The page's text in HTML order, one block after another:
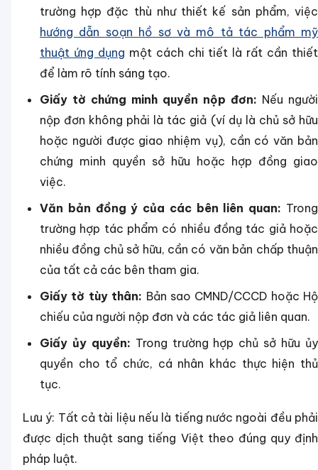
trường hợp đặc thù như thiết kế sản phẩm, việc
hướng dẫn soạn hồ sơ và mô tả tác phẩm mỹ
thuật ứng dụng một cách chi tiết là rất cần thiết
để làm rõ tính sáng tạo.
Giấy tờ chứng minh quyền nộp đơn: Nếu người
nộp đơn không phải là tác giả (ví dụ là chủ sở hữu
hoặc người được giao nhiệm vụ), cần có văn bản
chứng minh quyền sở hữu hoặc hợp đồng giao
việc.
Văn bản đồng ý của các bên liên quan: Trong
trường hợp tác phẩm có nhiều đồng tác giả hoặc
nhiều đồng chủ sở hữu, cần có văn bản chấp thuận
của tất cả các bên tham gia.
Giấy tờ tùy thân: Bản sao CMND/CCCD hoặc Hộ
chiếu của người nộp đơn và các tác giả liên quan.
Giấy ủy quyền: Trong trường hợp chủ sở hữu ủy
quyền cho tổ chức, cá nhân khác thực hiện thủ
tục.
Lưu ý: Tất cả tài liệu nếu là tiếng nước ngoài đều phải
được dịch thuật sang tiếng Việt theo đúng quy định
pháp luật.